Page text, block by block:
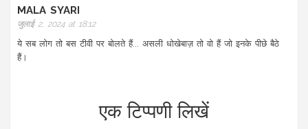
MALA SYARI
जुलाई 2, 2024 at 18:12
ये सब लोग तो बस टीवी पर बोलते हैं... असली धोखेबाज़ तो वो हैं जो इनके पीछे बैठे
हैं।
एक टिप्पणी लिखें